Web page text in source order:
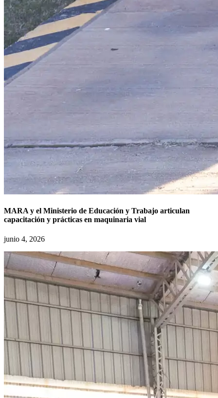
MARA y el Ministerio de Educación y Trabajo articulan
capacitación y prácticas en maquinaria vial
junio 4, 2026